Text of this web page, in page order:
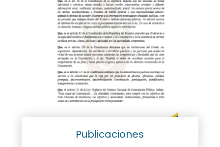
Publicaciones